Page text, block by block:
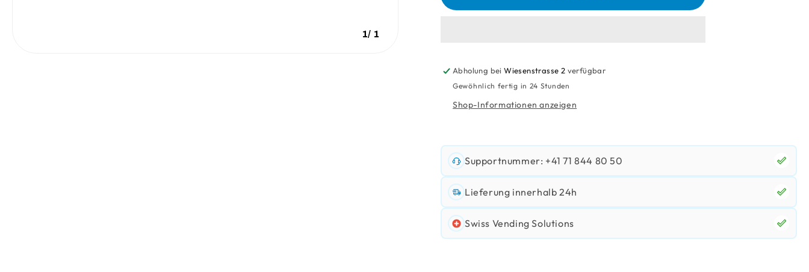
1/ 1
Abholung beiWiesenstrasse 2 verfügbar
Gewöhnlich fertig in 24 Stunden
Shop-Informationen anzeigen
Supportnummer: +41 71 844 80 50
Lieferung innerhalb 24h
Swiss Vending Solutions